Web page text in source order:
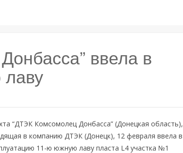
ввела в
“ДТЭК Комсомолец Донбасса” (Донецкая область),
в компанию ДТЭК (Донецк), 12 февраля ввела в
11-ю южную лаву пласта L4 участка №1